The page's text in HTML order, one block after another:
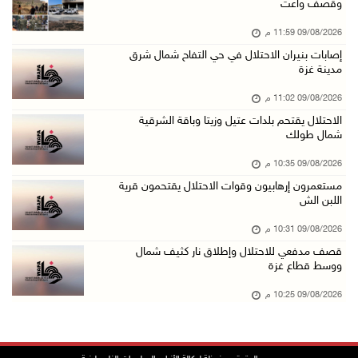
مستعمرون إرهابيون يهاجمون قرية المغير والاحتل ...
09/آب/2026 07:02 م
الجامعة العربية تنعى السفير دياب اللوح
09/آب/2026 05:28 م
ثلاث إصابات برصاص الاحتلال في مدينة خان يونس
09/آب/2026 04:45 م
مسك تكافح آثار الحروق وتنتظر العلاج خارج غزة
مستعمرون يقتحمون أراضي المواطنين في عدة مناطق ...
وقصف واعت
09/08/2026 11:59 م
إصابات بنيران الاحتلال في حي التفاح شمال شرق
مدينة غزة
09/08/2026 11:02 م
الاحتلال يقتحم بلدات عتيل وزيتا وباقة الشرقية
شمال طولك
09/08/2026 10:35 م
مستعمرون إرهابيون وقوات الاحتلال يقتحمون قرية
اللبن الش
09/08/2026 10:31 م
قصف مدفعي للاحتلال وإطلاق نار كثيف شمال
ووسط قطاع غزة
09/08/2026 10:25 م